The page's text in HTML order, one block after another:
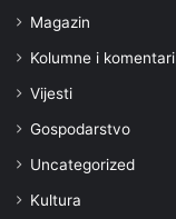
Magazin
Kolumne i komentari
Vijesti
Gospodarstvo
Uncategorized
Kultura